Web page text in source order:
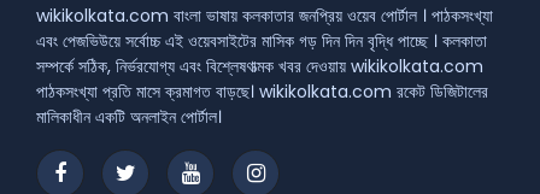
wikikolkata.com বাংলা ভাষায় কলকাতার জনপ্রিয় ওয়েব পোর্টাল । পাঠকসংখ্যা
এবং পেজভিউয়ে সর্বোচ্চ এই ওয়েবসাইটের মাসিক গড় দিন দিন বৃদ্ধি পাচ্ছে । কলকাতা
সম্পর্কে সঠিক, নির্ভরযোগ্য এবং বিশ্লেষণাত্মক খবর দেওয়ায় wikikolkata.com
পাঠকসংখ্যা প্রতি মাসে ক্রমাগত বাড়ছে। wikikolkata.com রকেট ডিজিটালের
মালিকাধীন একটি অনলাইন পোর্টাল।